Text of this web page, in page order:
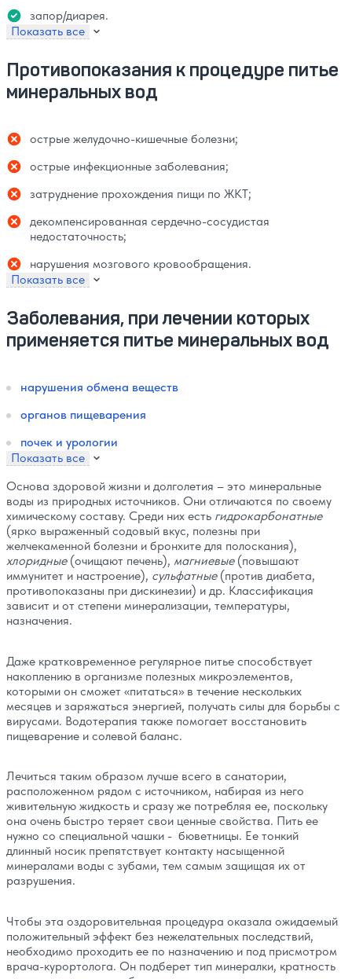
запор/диарея.
Показать все
Противопоказания к процедуре питье
минеральных вод
острые желудочно-кишечные болезни;
острые инфекционные заболевания;
затруднение прохождения пищи по ЖКТ;
декомпенсированная сердечно-сосудистая
недостаточность;
нарушения мозгового кровообращения.
Показать все
Заболевания, при лечении которых
применяется питье минеральных вод
нарушения обмена веществ
органов пищеварения
почек и урологии
Показать все
Основа здоровой жизни и долголетия – это минеральные
воды из природных источников. Они отличаются по своему
химическому составу. Среди них есть гидрокарбонатные
(ярко выраженный содовый вкус, полезны при
желчекаменной болезни и бронхите для полоскания),
хлоридные(очищают печень), магниевые(повышают
иммунитет и настроение), сульфатные(против диабета,
противопоказаны при дискинезии) и др. Классификация
зависит и от степени минерализации, температуры,
назначения.
Даже кратковременное регулярное питье способствует
накоплению в организме полезных микроэлементов,
которыми он сможет «питаться» в течение нескольких
месяцев и заряжаться энергией, получать силы для борьбы с
вирусами. Водотерапия также помогает восстановить
пищеварение и солевой баланс.
Лечиться таким образом лучше всего в санатории,
расположенном рядом с источником, набирая из него
живительную жидкость и сразу же потребляя ее, поскольку
она очень быстро теряет свои ценные свойства. Пить ее
нужно со специальной чашки - бюветницы. Ее тонкий
длинный носик препятствует контакту насыщенной
минералами воды с зубами, тем самым защищая их от
разрушения.
Чтобы эта оздоровительная процедура оказала ожидаемый
положительный эффект без нежелательных последствий,
необходимо проходить ее по назначению и под присмотром
врача-курортолога. Он подберет тип минералки, кратность